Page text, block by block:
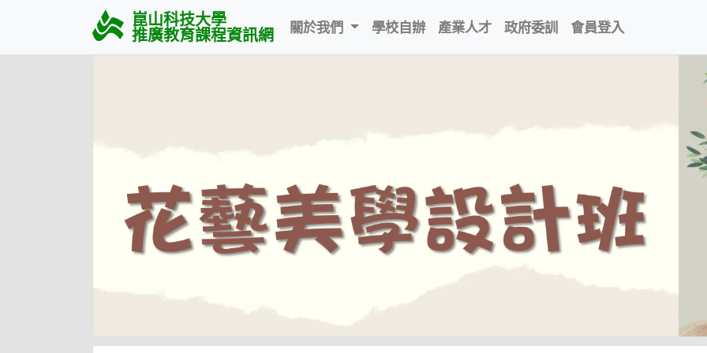
崑山科技大學
推廣教育課程資訊網 關於我們 學校自辦 產業人才 政府委訓 會員登入